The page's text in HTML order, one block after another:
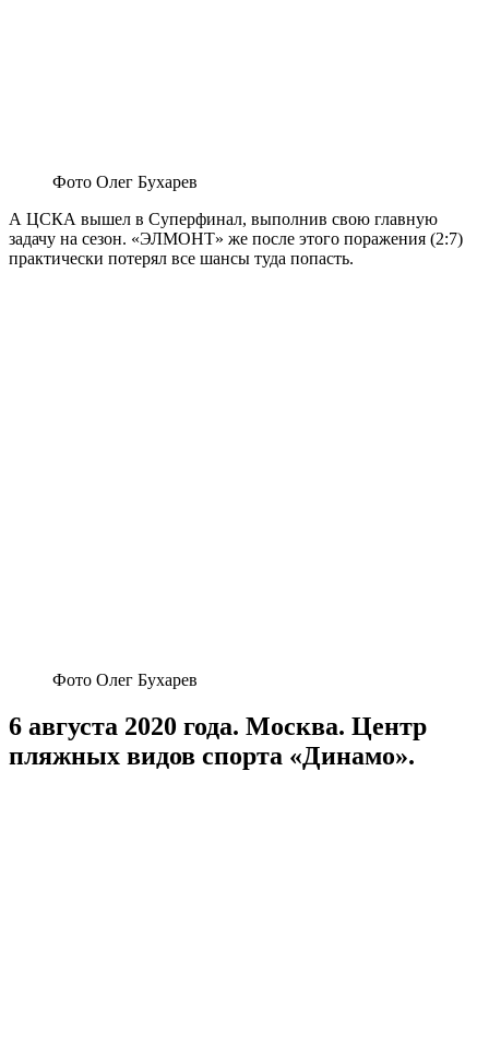
Фото Олег Бухарев
А ЦСКА вышел в Суперфинал, выполнив свою главную
задачу на сезон. «ЭЛМОНТ» же после этого поражения (2:7)
практически потерял все шансы туда попасть.
Фото Олег Бухарев
6 августа 2020 года. Москва. Центр
пляжных видов спорта «Динамо».